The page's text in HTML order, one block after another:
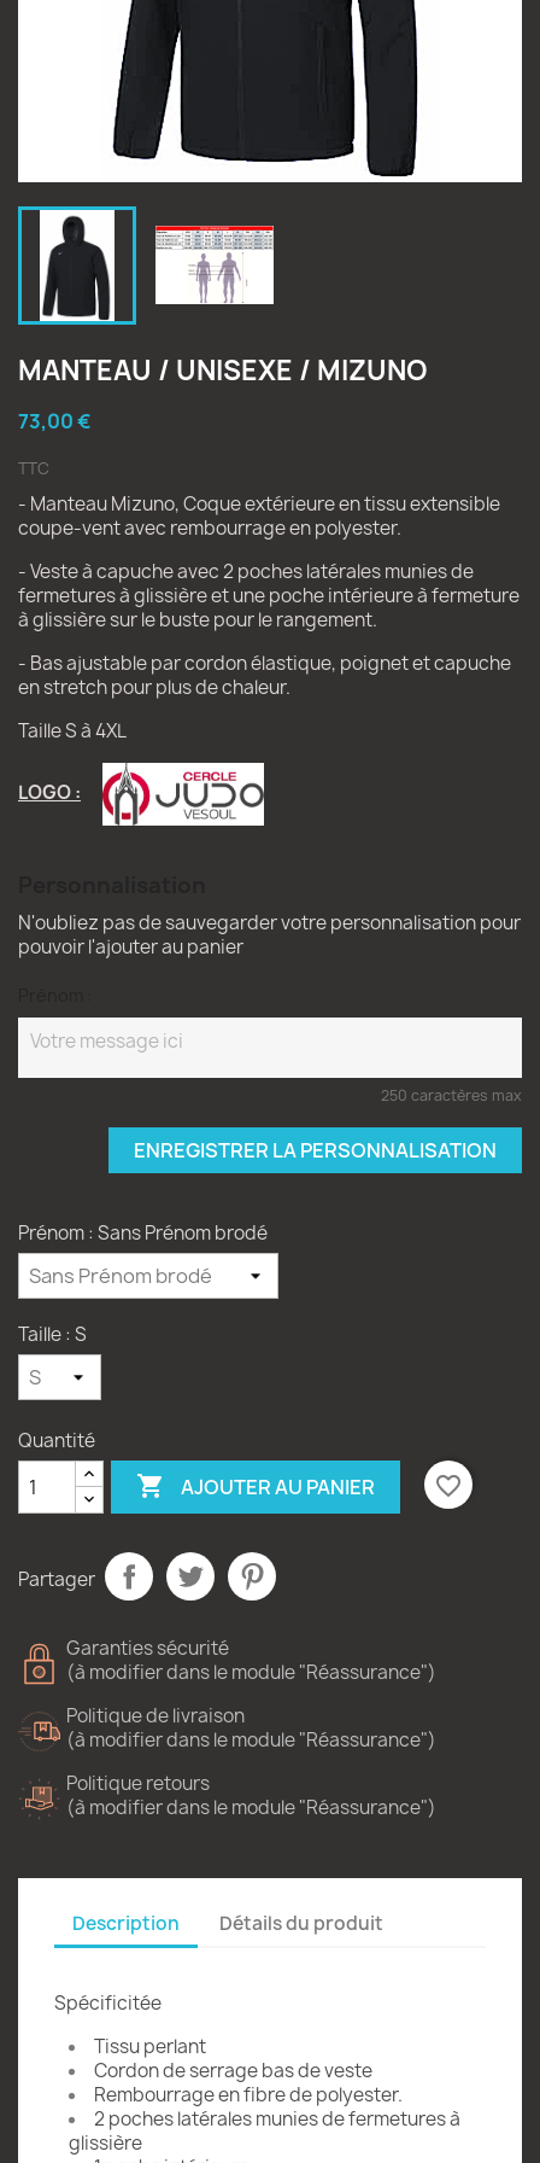
MANTEAU / UNISEXE / MIZUNO
73,00 €
TTC
- Manteau Mizuno, Coque extérieure en tissu extensible
coupe-vent avec rembourrage en polyester.
- Veste à capuche avec 2 poches latérales munies de
fermetures à glissière et une poche intérieure à fermeture
à glissière sur le buste pour le rangement.
- Bas ajustable par cordon élastique, poignet et capuche
en stretch pour plus de chaleur.
Taille S à 4XL
LOGO :
N'oubliez pas de sauvegarder votre personnalisation pour
pouvoir l'ajouter au panier
250 caractères max
ENREGISTRER LA PERSONNALISATION
Prénom : Sans Prénom brodé
Taille : S
Quantité
 AJOUTER AU PANIER favorite_border
Partager
Garanties sécurité
(à modifier dans le module "Réassurance")
Politique de livraison
(à modifier dans le module "Réassurance")
Politique retours
(à modifier dans le module "Réassurance")
Description Détails du produit
Spécificitée
Tissu perlant
Cordon de serrage bas de veste
Rembourrage en fibre de polyester.
2 poches latérales munies de fermetures à
glissière